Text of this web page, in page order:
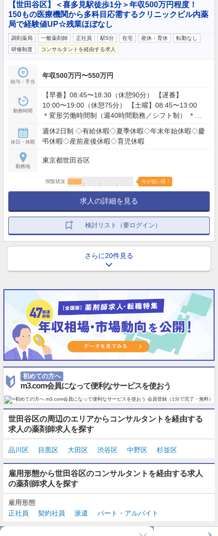
【世田谷区】＜喜多見駅徒歩1分＞年収500万円程度！
150もの医療機関から多科目応需するクリニックビル内薬
局で経験値UP☆残業ほぼなし
調剤薬局 一般薬剤師 正社員 駅5分 在宅 産休・育休
転勤なし
研修制度
コンサルタントを経由する求人
給与・手当
年収500万円〜550万円
勤務時間
【早番】08:45〜18:30（休憩90分） 【遅番】
10:00〜19:00（休憩75分） 【土曜】08:45〜13:00
＊変形労働時間制（週40時間勤務／シフト制） ＊水
ぼなし
休日・休暇
週休2日制 ◇有給休暇◇夏季休暇◇年末年始休暇◇慶
弔休暇◇産前産後休暇◇育児休暇
勤務地
東京都世田谷区
閲覧状況 今が狙い目！
求人の詳細を見る
検討リスト（要ログイン）
さらに20件見る
初めての方へ
m3.com会員になって便利なサービスを使おう
世田谷区の周辺のエリアからコンサルタントを経由する
求人の薬剤師求人を探す
品川区 目黒区 大田区 渋谷区 中野区 杉並区
雇用形態から世田谷区のコンサルタントを経由する求人
の薬剤師求人を探す
雇用形態
正社員
契約社員 派遣 パート・アルバイト